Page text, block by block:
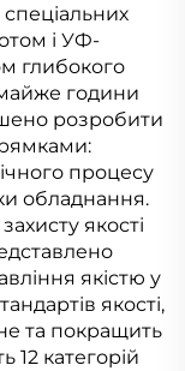
спеціальних
і УФ-
глибокого
години
розробити
процесу
обладнання.
якості
якістю у
якості,
та покращить
категорій